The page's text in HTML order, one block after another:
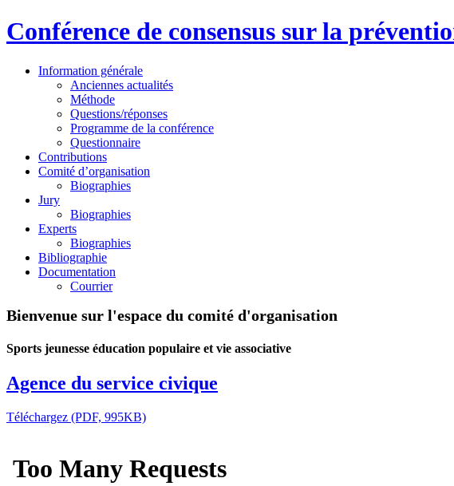
Conférence de consensus sur la
Information générale
Anciennes actualités
Méthode
Questions/réponses
Programme de la conférence
Questionnaire
Contributions
Comité d’organisation
Biographies
Jury
Biographies
Experts
Biographies
Bibliographie
Documentation
Courrier
Bienvenue sur l'espace du comité d'organisation
Sports jeunesse éducation populaire et vie associative
Agence du service civique
Téléchargez (PDF, 995KB)